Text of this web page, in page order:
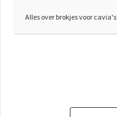
Alles over brokjes voor cavia's